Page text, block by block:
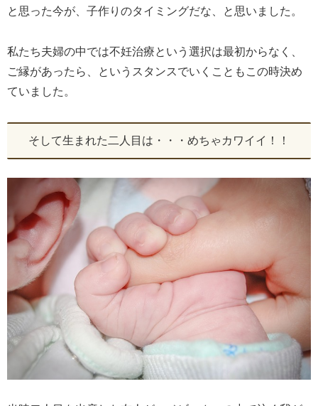
と思った今が、子作りのタイミングだな、と思いました。
私たち夫婦の中では不妊治療という選択は最初からなく、
ご縁があったら、というスタンスでいくこともこの時決め
ていました。
そして生まれた二人目は・・・めちゃカワイイ！！